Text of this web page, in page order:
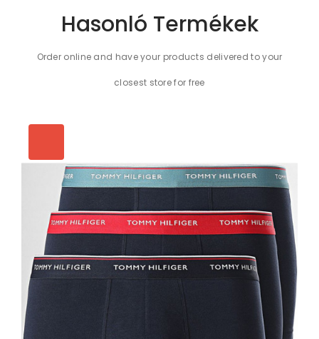
Hasonló Termékek
Order online and have your products delivered to your
closest store for free